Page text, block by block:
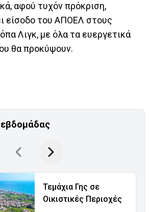
αφού τυχόν πρόκριση,
είσοδο του ΑΠΟΕΛ στους
Λιγκ, με όλα τα ευεργετικά
θα προκύψουν.
εβδομάδας
Τεμάχια Γης σε
Οικιστικές Περιοχές